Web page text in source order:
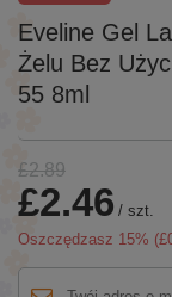
Eveline Gel
Żelu Bez
55 8ml
£2.89
£2.46 / szt.
Oszczędzasz 15% (